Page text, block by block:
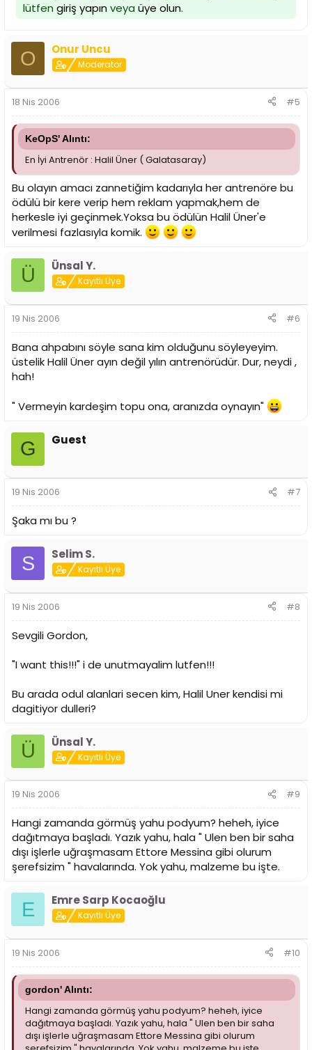
lütfen giriş yapınveya üye olun.
O Onur Uncu
Moderator
18 Nis 2006 #5
KeOpS' Alıntı:
En İyi Antrenör : Halil Üner ( Galatasaray)
Bu olayın amacı zannetiğim kadarıyla her antrenöre bu
ödülü bir kere verip hem reklam yapmak,hem de
herkesle iyi geçinmek.Yoksa bu ödülün Halil Üner'e
verilmesi fazlasıyla komik.
Ü Ünsal Y.
Kayıtlı Üye
19 Nis 2006 #6
Bana ahpabını söyle sana kim olduğunu söyleyeyim.
üstelik Halil Üner ayın değil yılın antrenörüdür. Dur, neydi ,
hah!
" Vermeyin kardeşim topu ona, aranızda oynayın"
G Guest
19 Nis 2006 #7
Şaka mı bu ?
S Selim S.
Kayıtlı Üye
19 Nis 2006 #8
Sevgili Gordon,
"I want this!!!" i de unutmayalim lutfen!!!
Bu arada odul alanlari secen kim, Halil Uner kendisi mi
dagitiyor dulleri?
Ü Ünsal Y.
Kayıtlı Üye
19 Nis 2006 #9
Hangi zamanda görmüş yahu podyum? heheh, iyice
dağıtmaya başladı. Yazık yahu, hala " Ulen ben bir saha
dışı işlerle uğraşmasam Ettore Messina gibi olurum
şerefsizim " havalarında. Yok yahu, malzeme bu işte.
E Emre Sarp Kocaoğlu
Kayıtlı Üye
19 Nis 2006 #10
gordon' Alıntı:
Hangi zamanda görmüş yahu podyum? heheh, iyice
dağıtmaya başladı. Yazık yahu, hala " Ulen ben bir saha
dışı işlerle uğraşmasam Ettore Messina gibi olurum